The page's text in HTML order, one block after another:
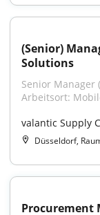
(Senior)
Solutions
Senior Manager
Arbeitsort:
valantic Supply
Düsseldorf,
Procurement